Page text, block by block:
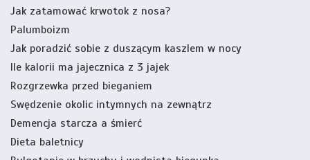
Jak zatamować krwotok z nosa?
Palumboizm
Jak poradzić sobie z duszącym kaszlem w nocy
Ile kalorii ma jajecznica z 3 jajek
Rozgrzewka przed bieganiem
Swędzenie okolic intymnych na zewnątrz
Demencja starcza a śmierć
Dieta baletnicy